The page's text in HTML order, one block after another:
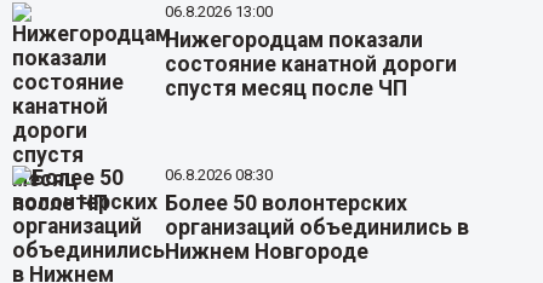
06.8.2026 13:00
Нижегородцам показали
состояние канатной дороги
спустя месяц после ЧП
06.8.2026 08:30
Более 50 волонтерских
организаций объединились в
Нижнем Новгороде